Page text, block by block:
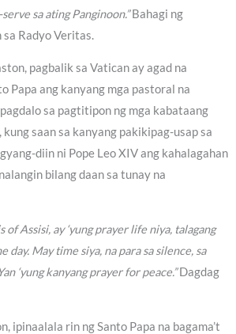
sa ating Panginoon.”Bahagi ng
sa Radyo Veritas.
pagbalik sa Vatican ay agad na
Papa ang kanyang mga pastoral na
sa pagtitipon ng mga kabataang
kung saan sa kanyang pakikipag-usap sa
diin ni Pope Leo XIV ang kahalagahan
bilang daan sa tunay na
of Assisi, ay ‘yung prayer life niya, talagang
day. May time siya, na para sa silence, sa
‘yung kanyang prayer for peace.”Dagdag
ipinaalala rin ng Santo Papa na bagama’t